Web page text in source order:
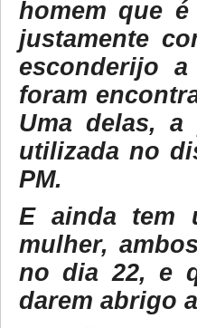
homem que
justamente
esconderijo
foram
Uma delas,
utilizada no
PM.
E ainda tem
mulher,
no dia 22, e
darem abrigo